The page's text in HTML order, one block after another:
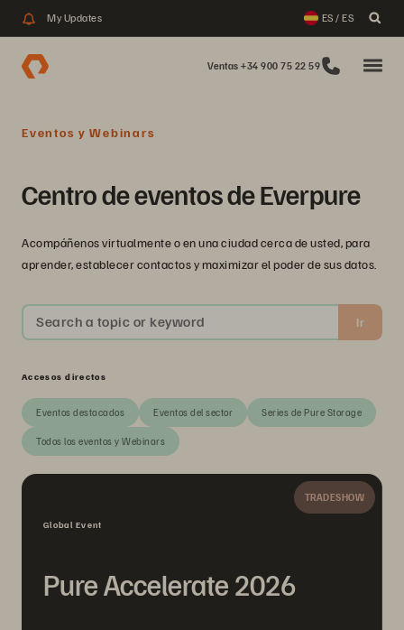
My Updates ES / ES
Ventas +34 900 75 22 59
Eventos y Webinars
Centro de eventos de Everpure
Acompáñenos virtualmente o en una ciudad cerca de usted, para
aprender, establecer contactos y maximizar el poder de sus datos.
Search a topic or keyword Ir
Accesos directos
Eventos destacados Eventos del sector Series de Pure Storage
Todos los eventos y Webinars
TRADESHOW
Global Event
Pure Accelerate 2026